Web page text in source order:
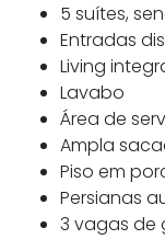
5 suítes,
Entradas
Living
Lavabo
Área de
Ampla
Piso em
Persianas
3 vagas de